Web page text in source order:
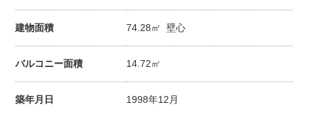
建物面積 74.28㎡ 壁心
バルコニー面積 14.72㎡
築年月日 1998年12月